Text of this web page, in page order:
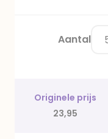
Aantal
Originele prijs
23,95